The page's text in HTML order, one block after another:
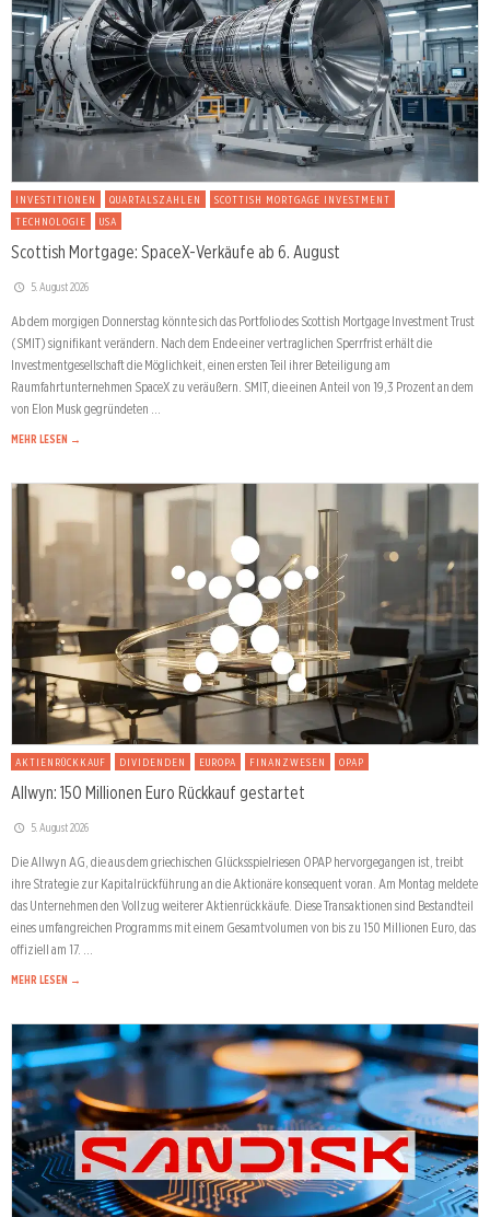
INVESTITIONEN QUARTALSZAHLEN
SCOTTISH MORTGAGE INVESTMENT
TECHNOLOGIE
USA
Scottish Mortgage: SpaceX-Verkäufe ab 6. August
5. August 2026
Ab dem morgigen Donnerstag könnte sich das Portfolio des Scottish Mortgage Investment Trust
(SMIT) signifikant verändern. Nach dem Ende einer vertraglichen Sperrfrist erhält die
Investmentgesellschaft die Möglichkeit, einen ersten Teil ihrer Beteiligung am
Raumfahrtunternehmen SpaceX zu veräußern. SMIT, die einen Anteil von 19,3 Prozent an dem
von Elon Musk gegründeten …
MEHR LESEN →
AKTIENRÜCKKAUF DIVIDENDEN EUROPA FINANZWESEN OPAP
Allwyn: 150 Millionen Euro Rückkauf gestartet
5. August 2026
Die Allwyn AG, die aus dem griechischen Glücksspielriesen OPAP hervorgegangen ist, treibt
ihre Strategie zur Kapitalrückführung an die Aktionäre konsequent voran. Am Montag meldete
das Unternehmen den Vollzug weiterer Aktienrückkäufe. Diese Transaktionen sind Bestandteil
eines umfangreichen Programms mit einem Gesamtvolumen von bis zu 150 Millionen Euro, das
offiziell am 17. …
MEHR LESEN →